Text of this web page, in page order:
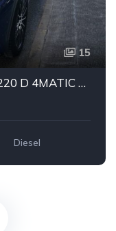
15
MERCEDES-BENZ GLC Coupe 220 D 4MATIC AMG LINE 170cv
Diesel